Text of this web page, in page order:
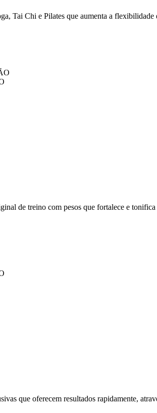
Tai Chi e Pilates que aumenta a flexibilidade
de treino com pesos que fortalece e tonifica
que oferecem resultados rapidamente,